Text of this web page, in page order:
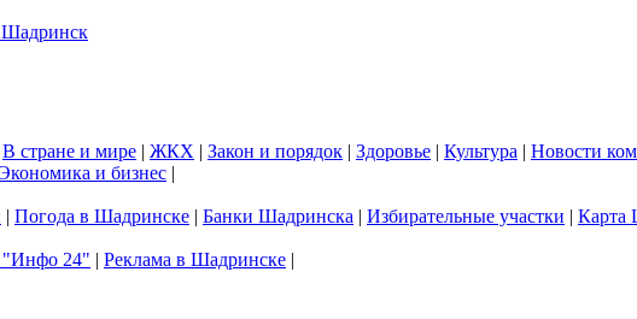
В стране и мире | ЖКХ | Закон и порядок | Здоровье | Культура | Новости
и бизнес |
| Погода в Шадринске | Банки Шадринска | Избирательные участки | Карта
"Инфо 24" | Реклама в Шадринске |